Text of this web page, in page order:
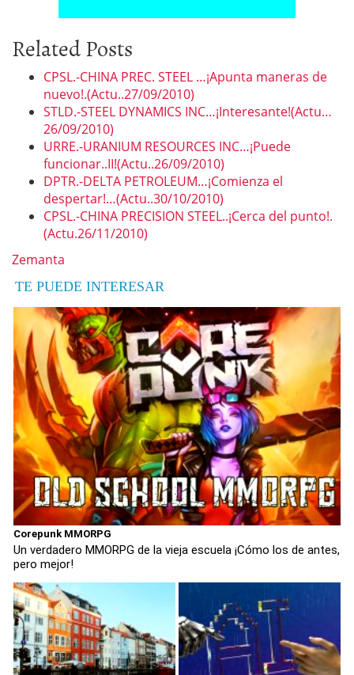
Related Posts
CPSL.-CHINA PREC. STEEL …¡Apunta maneras de
nuevo!.(Actu..27/09/2010)
STLD.-STEEL DYNAMICS INC…¡Interesante!(Actu…
26/09/2010)
URRE.-URANIUM RESOURCES INC…¡Puede
funcionar..II!(Actu..26/09/2010)
DPTR.-DELTA PETROLEUM…¡Comienza el
despertar!…(Actu..30/10/2010)
CPSL.-CHINA PRECISION STEEL..¡Cerca del punto!.
(Actu.26/11/2010)
Zemanta
TE PUEDE INTERESAR
Corepunk MMORPG
Un verdadero MMORPG de la vieja escuela ¡Cómo los de antes,
pero mejor!